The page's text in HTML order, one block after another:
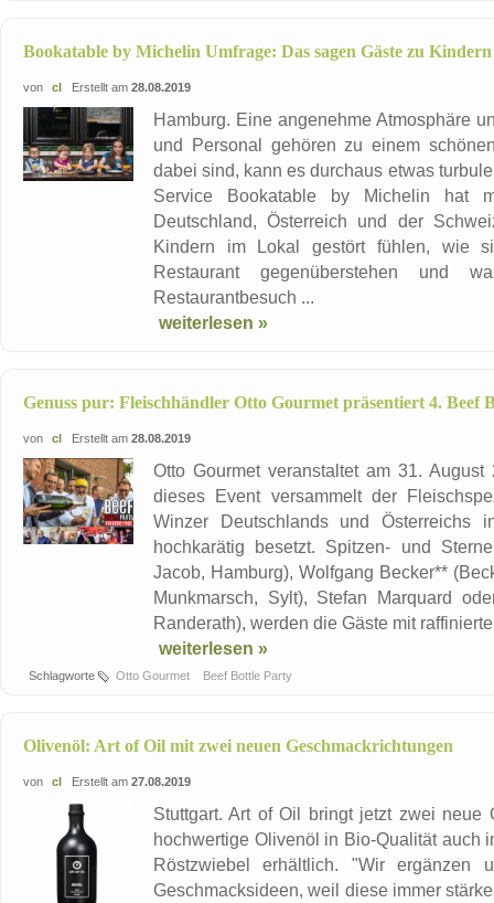
Bookatable by Michelin Umfrage: Das sagen Gäste zu
von cl Erstellt am 28.08.2019
Hamburg. Eine angenehme Atmosphäre
und Personal gehören zu einem
dabei sind, kann es durchaus etwas
Service Bookatable by Michelin hat
Deutschland, Österreich und der
Kindern im Lokal gestört fühlen, wie
Restaurant gegenüberstehen und
Restaurantbesuch ...
weiterlesen »
Genuss pur: Fleischhändler Otto Gourmet präsentiert 4. Beef
von cl Erstellt am 28.08.2019
Otto Gourmet veranstaltet am 31.
dieses Event versammelt der
Winzer Deutschlands und
hochkarätig besetzt. Spitzen- und
Jacob, Hamburg), Wolfgang Becker**
Munkmarsch, Sylt), Stefan Marquard
Randerath), werden die Gäste mit
weiterlesen »
Schlagworte Otto Gourmet Beef Bottle Party
Olivenöl: Art of Oil mit zwei neuen Geschmackrichtungen
von cl Erstellt am 27.08.2019
Stuttgart. Art of Oil bringt jetzt zwei
hochwertige Olivenöl in Bio-Qualität auch
Röstzwiebel erhältlich. "Wir ergänzen
Geschmacksideen, weil diese immer